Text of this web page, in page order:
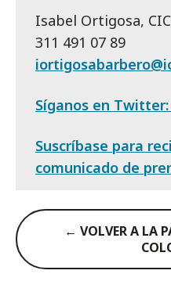
Isabel Ortigosa,
311 491 07 89
Síganos en Twitter:
Suscríbase para
comunicado de
← VOLVER A LA